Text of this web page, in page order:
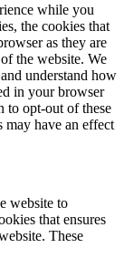
while you
the cookies that
as they are
the website. We
understand how
in your browser
to opt-out of these
may have an effect
website to
that ensures
These